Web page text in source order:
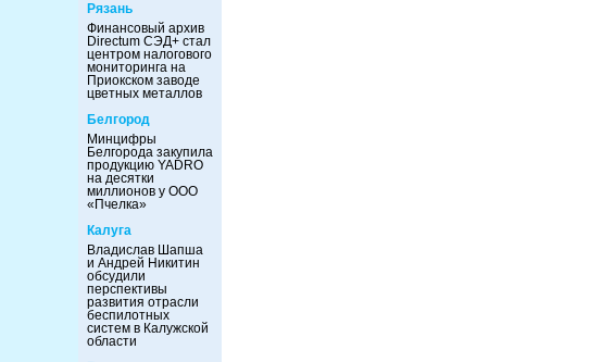
Рязань
Финансовый архив
Directum СЭД+ стал
центром налогового
мониторинга на
Приокском заводе
цветных металлов
Белгород
Минцифры
Белгорода закупила
продукцию YADRO
на десятки
миллионов у ООО
«Пчелка»
Калуга
Владислав Шапша
и Андрей Никитин
обсудили
перспективы
развития отрасли
беспилотных
систем в Калужской
области